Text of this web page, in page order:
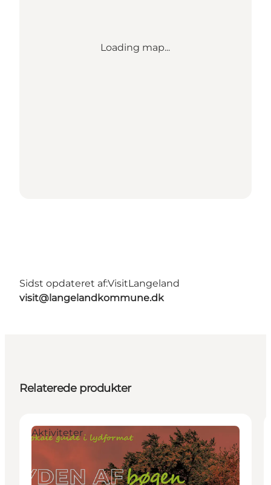
Loading map...
Sidst opdateret af:VisitLangeland
visit@langelandkommune.dk
Relaterede produkter
Aktiviteter